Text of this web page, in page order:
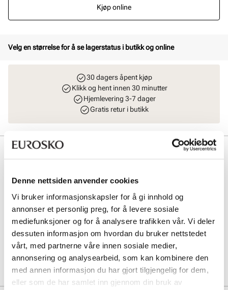
Denne nettsiden anvender cookies
Vi bruker informasjonskapsler for å gi innhold og
annonser et personlig preg, for å levere sosiale
mediefunksjoner og for å analysere trafikken vår. Vi deler
dessuten informasjon om hvordan du bruker nettstedet
vårt, med partnerne våre innen sosiale medier,
annonsering og analysearbeid, som kan kombinere den
med annen informasjon du har gjort tilgjengelig for dem,
eller som de har samlet inn gjennom din bruk av
Kjøp online
Velg en størrelse for å se lagerstatus i butikk og online
30 dagers åpent kjøp
Klikk og hent innen 30 minutter
Hjemlevering 3-7 dager
Gratis retur i butikk
Beskrivelse
Business line. Modellen har mykt premium skinn både i overdelen,
gummi. Pumpsen er avspisset i front og gir et moderne uttrykk på en
pen og stabil hæl som måler 5 cm. Dette er virkelig en tidløs
klassisker som passer godt inn i enhver garderobe, og gir antrekket
et moderne løft.
Art. nr36763002
Lev. art. nr26V1196